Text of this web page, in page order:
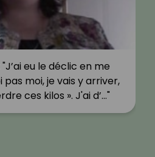
eu le déclic en me
pas moi, je vais y arriver,
ces kilos ». J'ai d’…"